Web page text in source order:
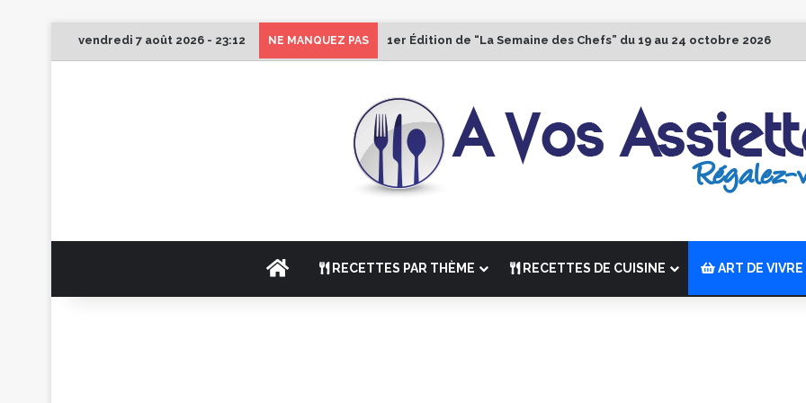
vendredi 7 août 2026 - 23:12 NE MANQUEZ PAS 1er Édition de “La Semaine des Chefs” du 19 au 24 octobre 2026
ACCUEILRECETTES PAR THÈME RECETTES DE CUISINE ART DE VIVRE